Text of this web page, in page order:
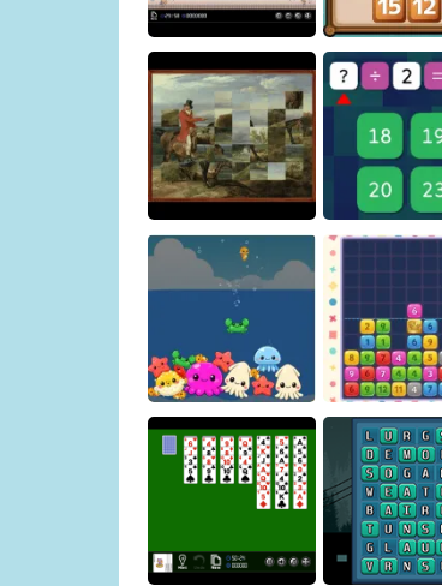
Shisen-
Building Demolition
Sliding
Art Puzzle Math
Osakana Game Crown